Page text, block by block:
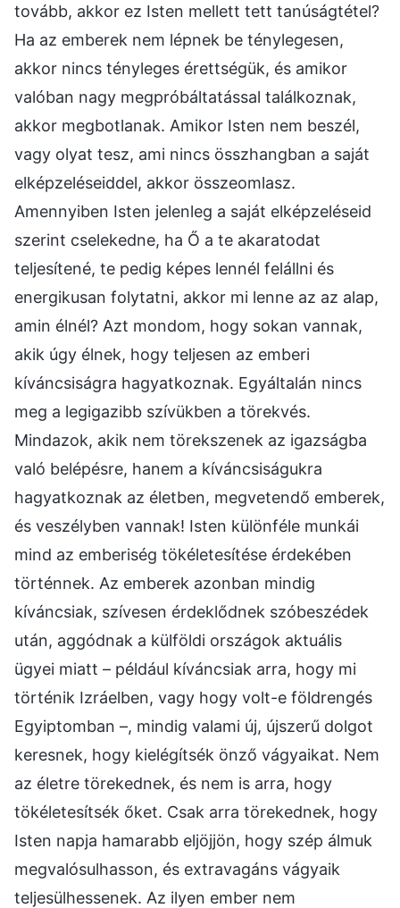
tovább, akkor ez Isten mellett tett tanúságtétel?
Ha az emberek nem lépnek be ténylegesen,
akkor nincs tényleges érettségük, és amikor
valóban nagy megpróbáltatással találkoznak,
akkor megbotlanak. Amikor Isten nem beszél,
vagy olyat tesz, ami nincs összhangban a saját
elképzeléseiddel, akkor összeomlasz.
Amennyiben Isten jelenleg a saját elképzeléseid
szerint cselekedne, ha Ő a te akaratodat
teljesítené, te pedig képes lennél felállni és
energikusan folytatni, akkor mi lenne az az alap,
amin élnél? Azt mondom, hogy sokan vannak,
akik úgy élnek, hogy teljesen az emberi
kíváncsiságra hagyatkoznak. Egyáltalán nincs
meg a legigazibb szívükben a törekvés.
Mindazok, akik nem törekszenek az igazságba
való belépésre, hanem a kíváncsiságukra
hagyatkoznak az életben, megvetendő emberek,
és veszélyben vannak! Isten különféle munkái
mind az emberiség tökéletesítése érdekében
történnek. Az emberek azonban mindig
kíváncsiak, szívesen érdeklődnek szóbeszédek
után, aggódnak a külföldi országok aktuális
ügyei miatt – például kíváncsiak arra, hogy mi
történik Izráelben, vagy hogy volt-e földrengés
Egyiptomban –, mindig valami új, újszerű dolgot
keresnek, hogy kielégítsék önző vágyaikat. Nem
az életre törekednek, és nem is arra, hogy
tökéletesítsék őket. Csak arra törekednek, hogy
Isten napja hamarabb eljöjjön, hogy szép álmuk
megvalósulhasson, és extravagáns vágyaik
teljesülhessenek. Az ilyen ember nem